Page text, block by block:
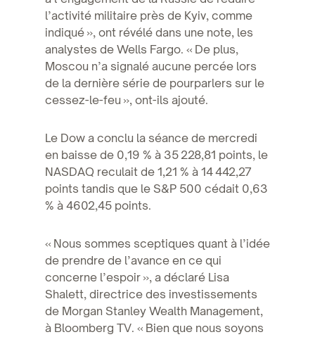
l’activité militaire près de Kyiv, comme
indiqué », ont révélé dans une note, les
analystes de Wells Fargo. « De plus,
Moscou n’a signalé aucune percée lors
de la dernière série de pourparlers sur le
cessez-le-feu », ont-ils ajouté.
Le Dow a conclu la séance de mercredi
en baisse de 0,19 % à 35 228,81 points, le
NASDAQ reculait de 1,21 % à 14 442,27
points tandis que le S&P 500 cédait 0,63
% à 4602,45 points.
« Nous sommes sceptiques quant à l’idée
de prendre de l’avance en ce qui
concerne l’espoir », a déclaré Lisa
Shalett, directrice des investissements
de Morgan Stanley Wealth Management,
à Bloomberg TV. « Bien que nous soyons